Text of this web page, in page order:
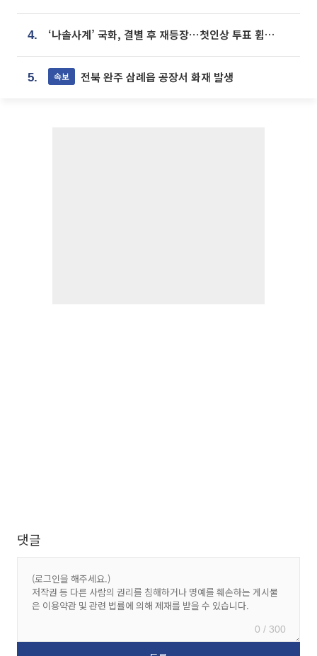
4. ‘나솔사계’ 국화, 결별 후 재등장⋯첫인상 투표 휩쓸고 ‘인기녀’ 등극
5. 속보 전북 완주 삼례읍 공장서 화재 발생
댓글
0 / 300